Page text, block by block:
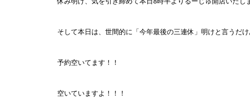
そして本日は、世間的に「今年最後の三連休」明けと言うだ
予約空いてます！！
空いていますよ！！！